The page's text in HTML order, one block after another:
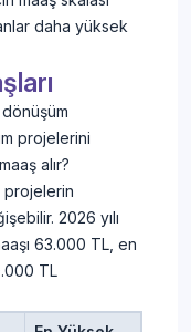
daha yüksek
dönüşüm
projelerini
alır?
projelerin
2026 yılı
63.000 TL, en
TL